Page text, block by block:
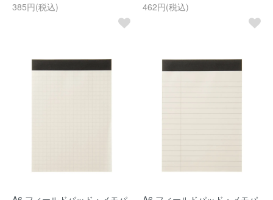
385円(税込)
462円(税込)